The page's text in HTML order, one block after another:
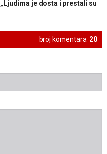
„Ljudima je dosta i prestali su
broj komentara: 20